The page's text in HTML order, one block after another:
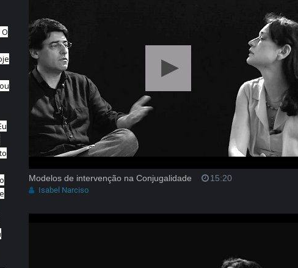
Modelos de intervenção na Conjugalidade 15:20
Isabel Narciso